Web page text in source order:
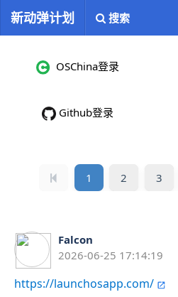
新动弹计划 搜索
OSChina登录
Github登录
1 2 3
Falcon
2026-06-25 17:14:19
https://launchosapp.com/